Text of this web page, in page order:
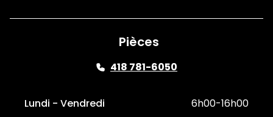
Pièces
418 781-6050
Lundi - Vendredi 6h00-16h00